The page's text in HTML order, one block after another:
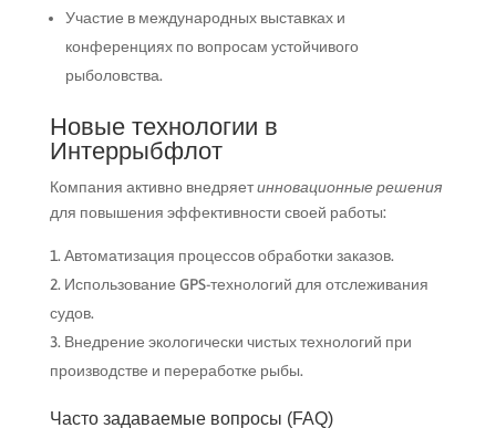
Участие в международных выставках и
конференциях по вопросам устойчивого
рыболовства.
Новые технологии в
Интеррыбфлот
Компания активно внедряетинновационные решения
для повышения эффективности своей работы:
Автоматизация процессов обработки заказов.
Использование GPS-технологий для отслеживания
судов.
Внедрение экологически чистых технологий при
производстве и переработке рыбы.
Часто задаваемые вопросы (FAQ)